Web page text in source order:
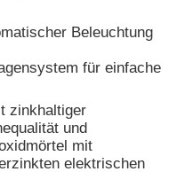
Beleuchtung
für einfache
zinkhaltiger
und
mit
elektrischen